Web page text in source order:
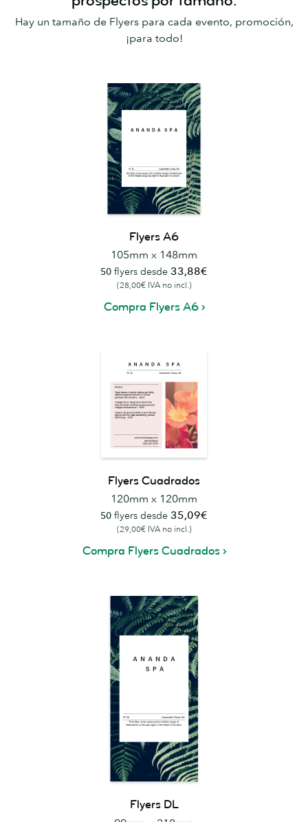
Hay un tamaño de Flyers para cada evento, promoción,
¡para todo!
Flyers A6
105mm x 148mm
50 flyers desde 33,88€
(28,00€ IVA no incl.)
Compra Flyers A6
Flyers Cuadrados
120mm x 120mm
50 flyers desde 35,09€
(29,00€ IVA no incl.)
Compra Flyers Cuadrados
Flyers DL